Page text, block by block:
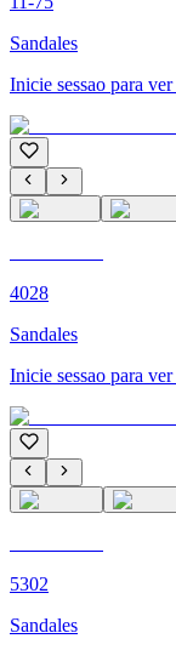
Sandales
Inicie sessao para
4028
Sandales
Inicie sessao para
5302
Sandales